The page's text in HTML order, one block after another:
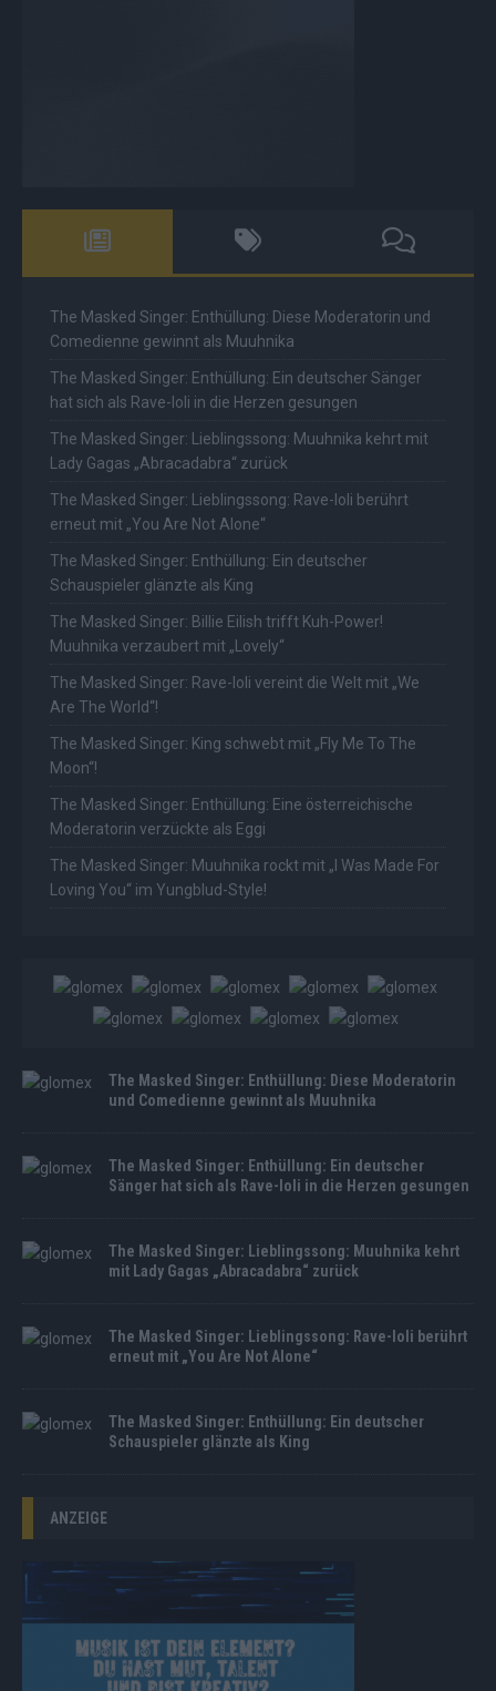
The Masked Singer: Enthüllung: Diese Moderatorin und
Comedienne gewinnt als Muuhnika
The Masked Singer: Enthüllung: Ein deutscher Sänger
hat sich als Rave-Ioli in die Herzen gesungen
The Masked Singer: Lieblingssong: Muuhnika kehrt mit
Lady Gagas „Abracadabra“ zurück
The Masked Singer: Lieblingssong: Rave-Ioli berührt
erneut mit „You Are Not Alone“
The Masked Singer: Enthüllung: Ein deutscher
Schauspieler glänzte als King
The Masked Singer: Billie Eilish trifft Kuh-Power!
Muuhnika verzaubert mit „Lovely“
The Masked Singer: Rave-Ioli vereint die Welt mit „We
Are The World“!
The Masked Singer: King schwebt mit „Fly Me To The
Moon“!
The Masked Singer: Enthüllung: Eine österreichische
Moderatorin verzückte als Eggi
The Masked Singer: Muuhnika rockt mit „I Was Made For
Loving You“ im Yungblud-Style!
The Masked Singer: Enthüllung: Diese Moderatorin
und Comedienne gewinnt als Muuhnika
The Masked Singer: Enthüllung: Ein deutscher
Sänger hat sich als Rave-Ioli in die Herzen gesungen
The Masked Singer: Lieblingssong: Muuhnika kehrt
mit Lady Gagas „Abracadabra“ zurück
The Masked Singer: Lieblingssong: Rave-Ioli berührt
erneut mit „You Are Not Alone“
The Masked Singer: Enthüllung: Ein deutscher
Schauspieler glänzte als King
ANZEIGE